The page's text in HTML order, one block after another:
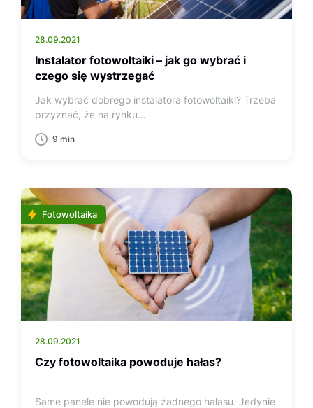
28.09.2021
Instalator fotowoltaiki – jak go wybrać i
czego się wystrzegać
Jak wybrać dobrego instalatora fotowoltaiki? Trzeba
przyznać, że na rynku…
9 min
Fotowoltaika
28.09.2021
Czy fotowoltaika powoduje hałas?
Same panele nie powodują żadnego hałasu. Jedynie